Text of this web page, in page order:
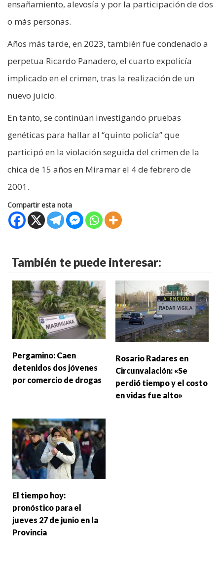
ensañamiento, alevosía y por la participación de dos
o más personas.
Años más tarde, en 2023, también fue condenado a
perpetua Ricardo Panadero, el cuarto expolicía
implicado en el crimen, tras la realización de un
nuevo juicio.
En tanto, se continúan investigando pruebas
genéticas para hallar al “quinto policía” que
participó en la violación seguida del crimen de la
chica de 15 años en Miramar el 4 de febrero de
2001.
Compartir esta nota
También te puede interesar:
Pergamino: Caen
detenidos dos jóvenes
por comercio de drogas
Rosario Radares en
Circunvalación: «Se
perdió tiempo y el costo
en vidas fue alto»
El tiempo hoy:
pronóstico para el
jueves 27 de junio en la
Provincia